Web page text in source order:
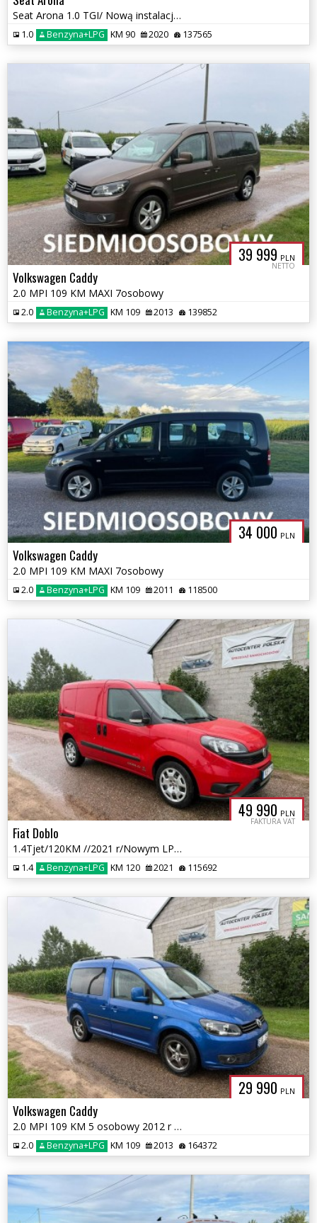
Seat Arona 1.0 TGI/ Nową instalacją LPG/2020r/czujniki przód tył
1.0 Benzyna+LPG KM 90 2020 137565
39 999 PLN
NETTO
Volkswagen Caddy
2.0 MPI 109 KM MAXI 7osobowy
2.0 Benzyna+LPG KM 109 2013 139852
34 000 PLN
Volkswagen Caddy
2.0 MPI 109 KM MAXI 7osobowy
2.0 Benzyna+LPG KM 109 2011 118500
49 990 PLN
FAKTURA VAT
Fiat Doblo
1.4Tjet/120KM //2021 r/Nowym LPG /przebieg 115 tys km
1.4 Benzyna+LPG KM 120 2021 115692
29 990 PLN
Volkswagen Caddy
2.0 MPI 109 KM 5 osobowy 2012 r Nowa instalacja LPG
2.0 Benzyna+LPG KM 109 2013 164372